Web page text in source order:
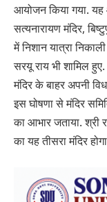
आयोजन किया गया. यह
सत्यनारायण मंदिर,
में निशान यात्रा
सरयू राय भी शामिल
मंदिर के बाहर अपनी
इस घोषणा से मंदिर
का आभार जताया. श्री
का यह तीसरा मंदिर